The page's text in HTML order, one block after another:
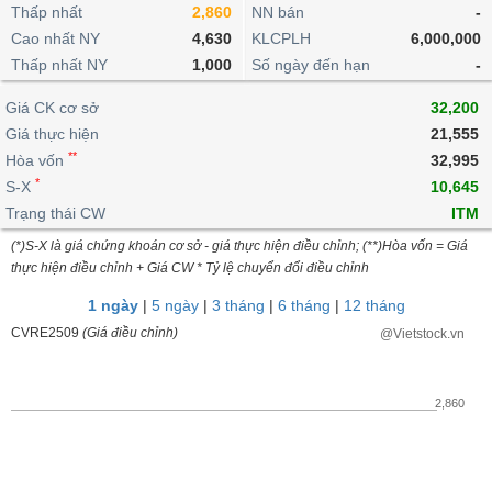
lỗ
dịch
nội
Niên
giám
Tài
liệu
cổ
Định
giá
ngoài
doanh
Top
cổ
phiếu
ngành
dịch
Chứng
quyền
quan
Thống
giao
dịch
Thống
giao
dịch
Tin
tức
Phân
tích
kỹ
thuật
trực
tuyến
Bộ
lọc
cổ
So
Vĩ
mô
lai
Chứng
quyền
Trái
phiếu
IR
Awards
tạo
Dịch
vụ
Thấp nhất
2,860
Cao nhất NY
4,630
Thấp nhất NY
1,000
NN bán
-
KLCPLH
6,000,000
Số ngày đến hạn
-
Giá CK cơ sở
32,200
Giá thực hiện
21,555
Hòa vốn **
32,995
S-X *
10,645
Trạng thái CW
ITM
(*)S-X là giá chứng khoán cơ sở - giá thực hiện điều chỉnh; (**)Hòa vốn = Giá
thực hiện điều chỉnh + Giá CW * Tỷ lệ chuyển đổi điều chỉnh
1 ngày| 5 ngày| 3 tháng | 6 tháng | 12 tháng
CVRE2509 (Giá điều chỉnh) @Vietstock.vn
2,860
BẤT
ĐỘNG
SẢN
TÀI
CHÍNH
HÀNG